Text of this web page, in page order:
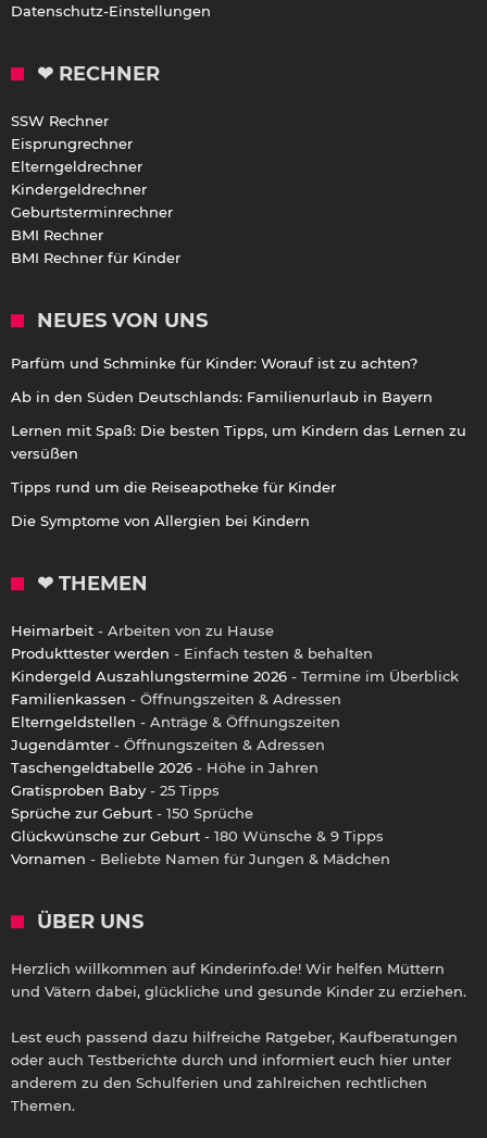
Datenschutz-Einstellungen
❤ RECHNER
SSW Rechner
Eisprungrechner
Elterngeldrechner
Kindergeldrechner
Geburtsterminrechner
BMI Rechner
BMI Rechner für Kinder
NEUES VON UNS
Parfüm und Schminke für Kinder: Worauf ist zu achten?
Ab in den Süden Deutschlands: Familienurlaub in Bayern
Lernen mit Spaß: Die besten Tipps, um Kindern das Lernen zu
versüßen
Tipps rund um die Reiseapotheke für Kinder
Die Symptome von Allergien bei Kindern
❤ THEMEN
Heimarbeit - Arbeiten von zu Hause
Produkttester werden - Einfach testen & behalten
Kindergeld Auszahlungstermine 2026 - Termine im Überblick
Familienkassen - Öffnungszeiten & Adressen
Elterngeldstellen - Anträge & Öffnungszeiten
Jugendämter - Öffnungszeiten & Adressen
Taschengeldtabelle 2026 - Höhe in Jahren
Gratisproben Baby - 25 Tipps
Sprüche zur Geburt - 150 Sprüche
Glückwünsche zur Geburt - 180 Wünsche & 9 Tipps
Vornamen - Beliebte Namen für Jungen & Mädchen
ÜBER UNS
Herzlich willkommen auf Kinderinfo.de! Wir helfen Müttern
und Vätern dabei, glückliche und gesunde Kinder zu erziehen.
Lest euch passend dazu hilfreiche Ratgeber, Kaufberatungen
oder auch Testberichte durch und informiert euch hier unter
anderem zu den Schulferien und zahlreichen rechtlichen
Themen.